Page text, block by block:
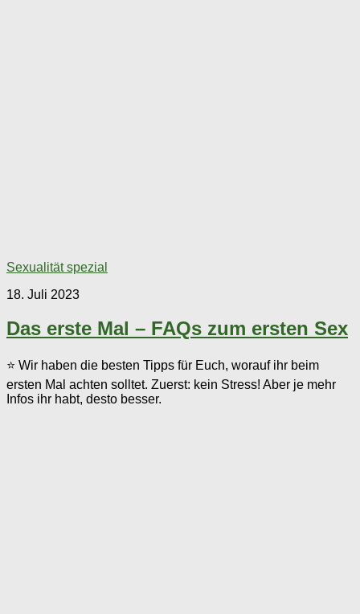
Sexualität spezial
18. Juli 2023
Das erste Mal – FAQs zum ersten Sex
⭐ Wir haben die besten Tipps für Euch, worauf ihr beim
ersten Mal achten solltet. Zuerst: kein Stress! Aber je mehr
Infos ihr habt, desto besser.